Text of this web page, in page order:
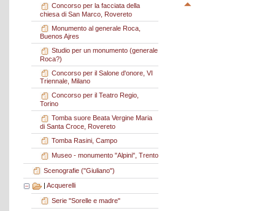
Concorso per la facciata della
chiesa di San Marco, Rovereto
Monumento al generale Roca,
Buenos Ajres
Studio per un monumento (generale
Roca?)
Concorso per il Salone d'onore, VI
Triennale, Milano
Concorso per il Teatro Regio,
Torino
Tomba suore Beata Vergine Maria
di Santa Croce, Rovereto
Tomba Rasini, Campo
Museo - monumento "Alpini", Trento
Scenografie ("Giuliano")
Acquerelli
Serie "Sorelle e madre"